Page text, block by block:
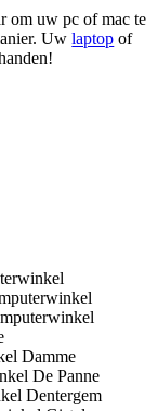
om uw pc of mac te
Uwlaptop of